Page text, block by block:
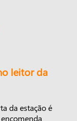
leitor da
da estação é